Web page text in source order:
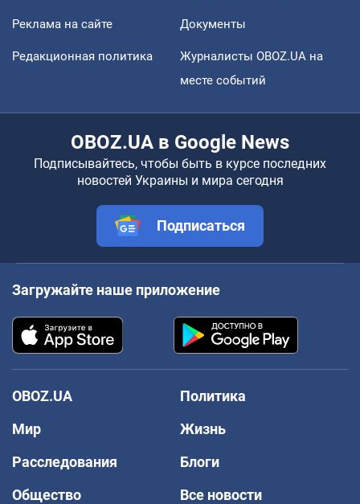
Реклама на сайте Документы
Редакционная политика
Журналисты OBOZ.UA на
месте событий
OBOZ.UA в Google News
Подписывайтесь, чтобы быть в курсе последних
новостей Украины и мира сегодня
Подписаться
Загружайте наше приложение
OBOZ.UA
Политика
Мир
Жизнь
Расследования
Блоги
Общество
Все новости